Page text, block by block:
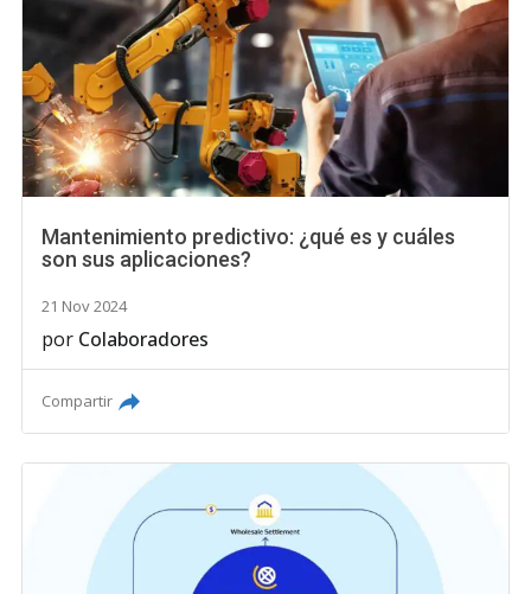
Mantenimiento predictivo: ¿qué es y cuáles
son sus aplicaciones?
21 Nov 2024
por Colaboradores
Compartir